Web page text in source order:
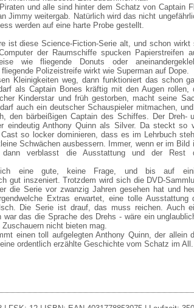
und alle sind hinter dem Schatz von Captain
Jimmy weitergab. Natürlich wird das nicht
werden auf eine harte Probe gestellt.
ist diese Science-Fiction-Serie alt, und schon wirkt
der Raumschiffe spucken Papierstreifen
wie fliegende Donuts oder
Polizeistreife wirkt wie Superman auf Dope.
Kleinigkeiten weg, dann funktioniert das schon
als Captain Bones kräftig mit den Augen rollen,
Kinderstar und früh gestorben, macht seine
auch ein deutscher Schauspieler mitmachen,
den bärbeißigen Captain des Schiffes. Der Dreh-
eindeutig Anthony Quinn als Silver. Da steckt so
so locker dominieren, dass es im Lehrbuch
Schwächen ausbessern. Immer, wenn er im Bild
dann verblasst die Ausstattung und der Rest
eine gute, keine Frage, und bis auf
gut inszeniert. Trotzdem wird sich die DVD-
die Serie vor zwanzig Jahren gesehen hat und
Extras erwartet, eine tolle Ausstattung
Die Serie ist drauf, das muss reichen. Auch
war das die Sprache des Drehs - wäre ein
nicht bieten mag.
einen toll aufgelegten Anthony Quinn, der allein
ordentlich erzählte Geschichte vom Schatz im All.